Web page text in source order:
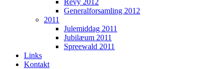
Generalforsamling 2012
2011
Julemiddag 2011
Jubilæum 2011
Spreewald 2011
Links
Kontakt